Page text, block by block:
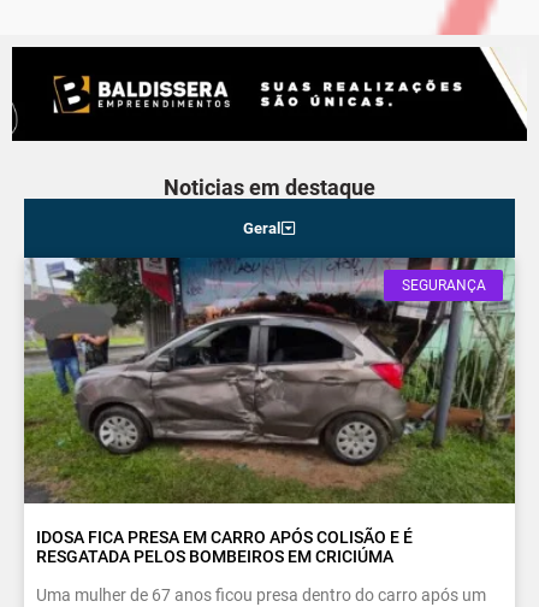
Noticias em destaque
Geral
SEGURANÇA
IDOSA FICA PRESA EM CARRO APÓS COLISÃO E É
RESGATADA PELOS BOMBEIROS EM CRICIÚMA
Uma mulher de 67 anos ficou presa dentro do carro após um